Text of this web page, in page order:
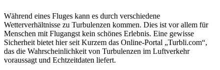
Während eines Fluges kann es durch verschiedene
Wetterverhältnisse zu Turbulenzen kommen. Dies ist vor allem für
Menschen mit Flugangst kein schönes Erlebnis. Eine gewisse
Sicherheit bietet hier seit Kurzem das Online-Portal „Turbli.com“,
das die Wahrscheinlichkeit von Turbulenzen im Luftverkehr
voraussagt und Echtzeitdaten liefert.